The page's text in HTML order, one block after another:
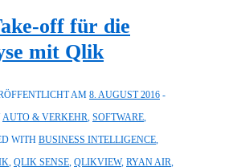
off für die
mit Qlik
AM 8. AUGUST 2016
AUTO & VERKEHR, SOFTWARE,
WITH BUSINESS INTELLIGENCE,
, QLIK SENSE, QLIKVIEW, RYAN AIR,